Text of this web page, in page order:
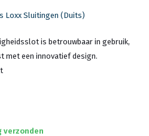
Loxx Sluitingen (Duits)
is betrouwbaar in gebruik,
met een innovatief design.
verzonden